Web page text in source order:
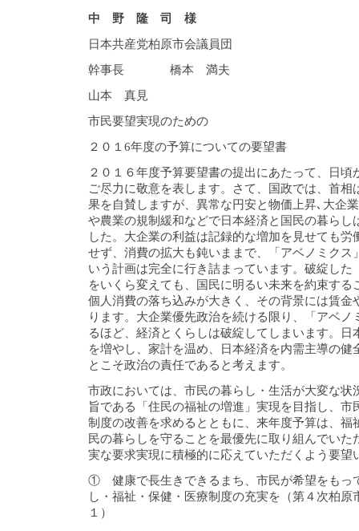
中 野 隆 司 様
日本共産党柏原市会議員団
幹事長 橋本 満夫
山本 真見
市民要望実現のための
２０１6年度の予算についての要望書
２０１６年度予算要望書の提出にあたって、日頃
ご尽力に敬意を表します。さて、国政では、首相
果を自賛しますが、異常な円安と物価上昇､大企
や農業の規制緩和などで日本経済と国民の暮らし
した。大企業の利益は記録的な増加を見せても労
せず、消費の拡大も鈍いままで、「アベノミクス
いう計画は完全に行き詰まっています。破綻した
をいくら変えても、国民に明るい未来を約束する
個人消費の落ち込みが大きく、その背景には賃金
ります。大企業優先政治を続ける限り、「アベノ
るほど、経済とくらしは破綻してしまいます。日
を増やし、家計を温め、日本経済を内需主導の健
とこそ政治の責任であると考えます。
市政においては、市民の暮らし・生活が大変な状
旨である「住民の福祉の増進」実現を目指し、市
制度の改善を求めるとともに、来年度予算は、福
民の暮らしを守ることを最優先に取り組んでいた
実な要求実現に積極的に応えていただくよう要望
① 健康で長生きできるまち、市民が希望をもっ
し・福祉・保健・医療制度の充実を（第４次
１）